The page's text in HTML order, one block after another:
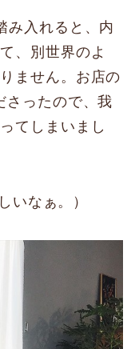
み入れると、内
、別世界のよ
ません。お店の
さったので、我
てしまいまし
いなぁ。）